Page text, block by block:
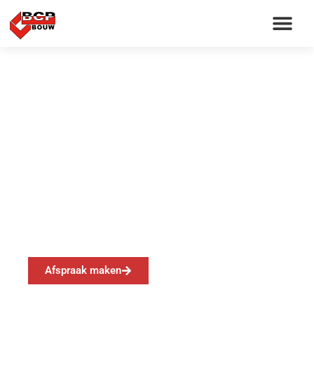
Afspraak maken